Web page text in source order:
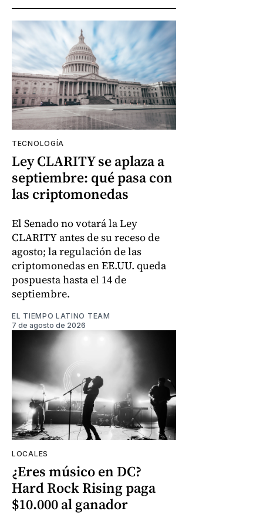
TECNOLOGÍA
Ley CLARITY se aplaza a
septiembre: qué pasa con
las criptomonedas
El Senado no votará la Ley
CLARITY antes de su receso de
agosto; la regulación de las
criptomonedas en EE.UU. queda
pospuesta hasta el 14 de
septiembre.
EL TIEMPO LATINO TEAM
7 de agosto de 2026
LOCALES
¿Eres músico en DC?
Hard Rock Rising paga
$10.000 al ganador